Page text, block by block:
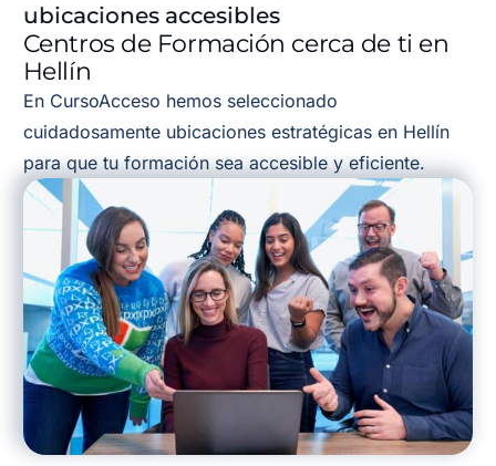
ubicaciones accesibles
Centros de Formación cerca de ti en
Hellín
En CursoAcceso hemos seleccionado
cuidadosamente ubicaciones estratégicas en Hellín
para que tu formación sea accesible y eficiente.